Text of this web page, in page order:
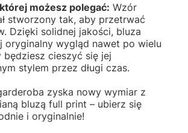
możesz polegać: Wzór
stworzony tak, aby przetrwać
Dzięki solidnej jakości, bluza
oryginalny wygląd nawet po wielu
będziesz cieszyć się jej
stylem przez długi czas.
zyska nowy wymiar z
bluzą full print – ubierz się
i oryginalnie!